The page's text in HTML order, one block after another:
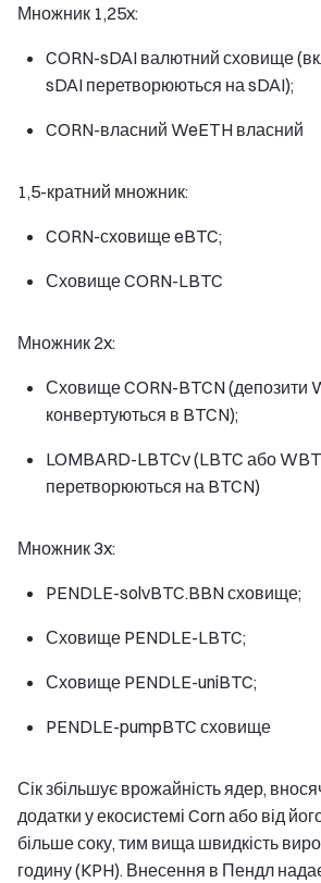
Множник 1,25x:
CORN-sDAI валютний сховище
sDAI перетворюються на sDAI);
CORN-власний WeETH власний
1,5-кратний множник:
CORN-сховище eBTC;
Сховище CORN-LBTC
Множник 2x:
Сховище CORN-BTCN (депозити
конвертуються в BTCN);
LOMBARD-LBTCv (LBTC або
перетворюються на BTCN)
Множник 3x:
PENDLE-solvBTC.BBN сховище;
Сховище PENDLE-LBTC;
Сховище PENDLE-uniBTC;
PENDLE-pumpBTC сховище
Сік збільшує врожайність ядер,
додатки у екосистемі Corn або від
більше соку, тим вища швидкість
годину (KPH). Внесення в Пендл